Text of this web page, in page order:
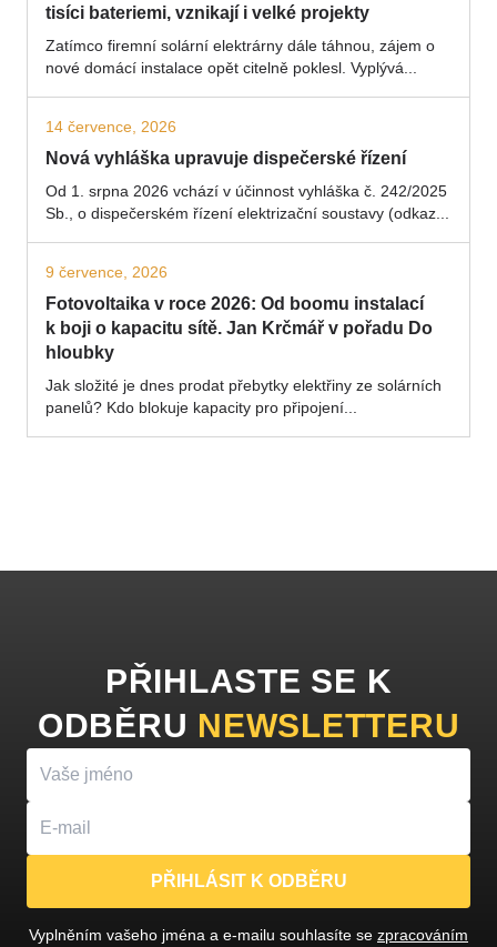
tisíci bateriemi, vznikají i velké projekty
Zatímco firemní solární elektrárny dále táhnou, zájem o
nové domácí instalace opět citelně poklesl. Vyplývá...
14 července, 2026
Nová vyhláška upravuje dispečerské řízení
Od 1. srpna 2026 vchází v účinnost vyhláška č. 242/2025
Sb., o dispečerském řízení elektrizační soustavy (odkaz...
9 července, 2026
Fotovoltaika v roce 2026: Od boomu instalací
k boji o kapacitu sítě. Jan Krčmář v pořadu Do
hloubky
Jak složité je dnes prodat přebytky elektřiny ze solárních
panelů? Kdo blokuje kapacity pro připojení...
PŘIHLASTE SE K
ODBĚRU NEWSLETTERU
PŘIHLÁSIT K ODBĚRU
Vyplněním vašeho jména a e-mailu souhlasíte se zpracováním